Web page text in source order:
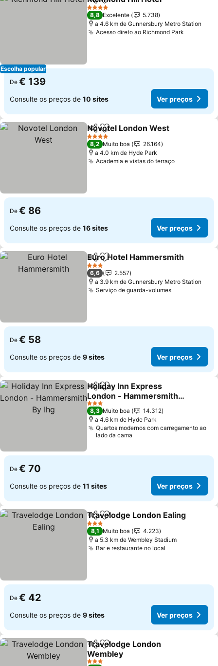
Escolha popular
PartilharAdicionar aos favoritos
4 Estrelas
8,8 Excelente
5.738
a 4.6 km de Gunnersbury Metro Station
Acesso direto ao Richmond Park
De € 139
Consulte os preços de 10 sites Ver preços
PartilharAdicionar aos favoritos
Novotel London West
4 Estrelas
8,2 Muito boa
26.164
a 4.0 km de Hyde Park
Academia e vistas do terraçoVer preços
De € 86
Consulte os preços de 16 sites Ver preços
PartilharAdicionar aos favoritos
Euro Hotel Hammersmith
3 Estrelas
6,6
2.557
a 3.9 km de Gunnersbury Metro Station
Serviço de guarda-volumesVer preços
De € 58
Consulte os preços de 9 sites Ver preços
PartilharAdicionar aos favoritos
Holiday Inn Express
London - Hammersmith
By Ihg
Ver preços
3 Estrelas
8,3 Muito boa
14.312
a 4.6 km de Hyde Park
Quartos modernos com carregamento ao
lado da cama
De € 70
Consulte os preços de 11 sites Ver preços
PartilharAdicionar aos favoritos
Travelodge London Ealing
3 Estrelas
8,1 Muito boa
4.223
a 5.3 km de Wembley Stadium
Bar e restaurante no local
De € 42
Consulte os preços de 9 sites Ver preços
PartilharAdicionar aos favoritos
Travelodge London
Wembley
Ver preços
3 Estrelas